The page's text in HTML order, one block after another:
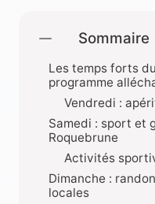
Sommaire
Les temps forts
programme
Vendredi :
Samedi : sport et
Roquebrune
Activités
Dimanche :
locales